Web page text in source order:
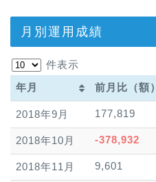
月別運用成績
件表示
年月
前月比（額）
年月
前月比（額）
2018年9月 177,819
2018年10月 -378,932
2018年11月 9,601